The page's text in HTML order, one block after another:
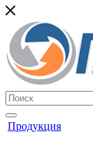
Продукция